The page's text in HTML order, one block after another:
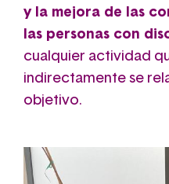
y la mejora de las
las personas con
cualquier actividad
indirectamente se
objetivo.